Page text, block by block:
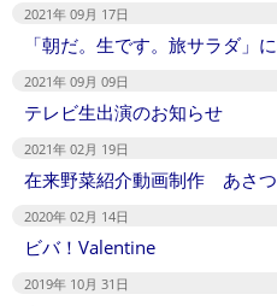
2021年 09月 17日
「朝だ。生です。旅サラダ」
2021年 09月 09日
テレビ生出演のお知らせ
2021年 02月 19日
在来野菜紹介動画制作 あさ
2020年 02月 14日
ビバ！Valentine
2019年 10月 31日